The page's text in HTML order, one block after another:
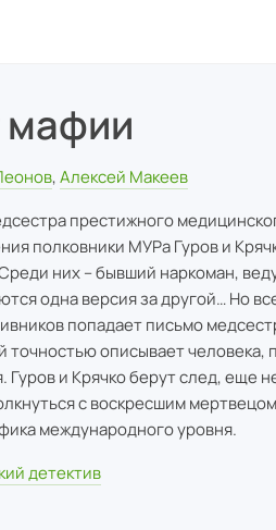
мафии
,Алексей Макеев
престижного
полковники МУРа Гуров и
них – бывший наркоман,
одна версия за другой… Но
попадает письмо
точностью описывает человека,
Гуров и Крячко берут след, еще
с воскресшим
международного уровня.
детектив